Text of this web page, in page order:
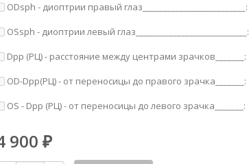
ODsph - диоптрии правый глаз_________________________:
OSsph - диоптрии левый глаз___________________________:
Dpp (РЦ) - расстояние между центрами зрачков_______:
OD-Dpp(РЦ) - от переносицы до правого зрачка_______:
OS - Dpp (РЦ) - от переносицы до левого зрачка_______:
900₽